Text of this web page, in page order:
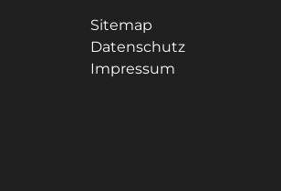
Sitemap
Datenschutz
Impressum